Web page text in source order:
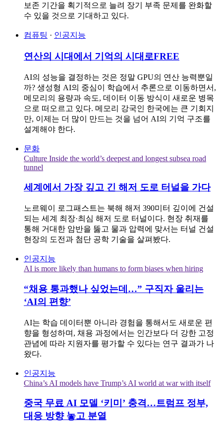
보존 기간을 획기적으로 늘려 장기 부족 문제를 완화할
수 있을 것으로 기대하고 있다.
컴퓨팅 · 인공지능
연산의 시대에서 기억의 시대로FREE
AI의 성능을 결정하는 것은 정말 GPU의 연산 능력뿐일
까? 생성형 AI의 중심이 학습에서 추론으로 이동하면서,
메모리의 용량과 속도, 데이터 이동 방식이 새로운 병목
으로 떠오르고 있다. 메모리 강국인 한국에는 큰 기회지
만, 이제는 더 많이 만드는 것을 넘어 AI의 기억 구조를
설계해야 한다.
문화
Culture Inside the world’s deepest and longest subsea road
tunnel
세계에서 가장 깊고 긴 해저 도로 터널을 가다
노르웨이 로그패스트는 북해 해저 390미터 깊이에 건설
되는 세계 최장·최심 해저 도로 터널이다. 현장 취재를
통해 거대한 암반을 뚫고 물과 압력에 맞서는 터널 건설
현장의 도전과 첨단 공학 기술을 살펴봤다.
인공지능
AI is more likely than humans to form biases when hiring
“채용 통과했나 싶었는데…” 구직자 울리는
‘AI의 편향’
AI는 학습 데이터뿐 아니라 경험을 통해서도 새로운 편
향을 형성하며, 채용 과정에서는 인간보다 더 강한 고정
관념에 따라 지원자를 평가할 수 있다는 연구 결과가 나
왔다.
인공지능
China’s AI models have Trump’s AI world at war with itself
중국 무료 AI 모델 ‘키미’ 충격…트럼프 정부,
대응 방향 놓고 분열